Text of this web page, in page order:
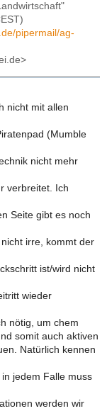
pipermail/ag-
nicht mit allen
(Mumble
nicht mehr
verbreitet. Ich
Seite gibt es noch
irre, kommt der
ist/wird nicht
wieder
nötig, um chem
somit auch aktiven
Natürlich kennen
jedem Falle muss
werden wir